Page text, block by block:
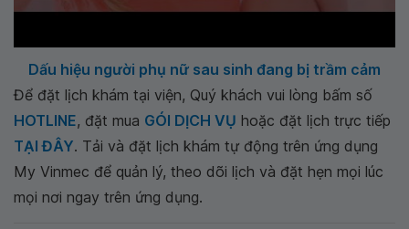
Dấu hiệu người phụ nữ sau sinh đang bị trầm cảm
Để đặt lịch khám tại viện, Quý khách vui lòng bấm số
HOTLINE, đặt mua GÓI DỊCH VỤ hoặc đặt lịch trực tiếp
TẠI ĐÂY. Tải và đặt lịch khám tự động trên ứng dụng
My Vinmec để quản lý, theo dõi lịch và đặt hẹn mọi lúc
mọi nơi ngay trên ứng dụng.